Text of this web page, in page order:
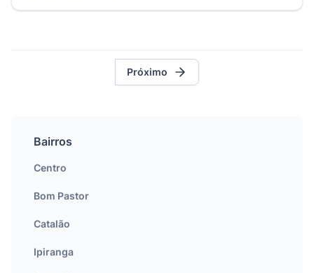
Próximo
Bairros
Centro
Bom Pastor
Catalão
Ipiranga